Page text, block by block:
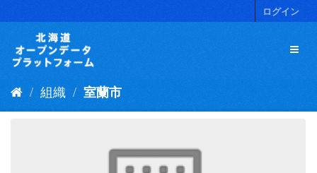
キ
ログイン
組織 室蘭市